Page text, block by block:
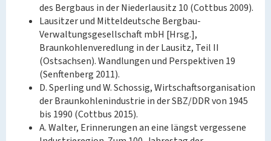
des Bergbaus in der Niederlausitz 10 (Cottbus 2009).
Lausitzer und Mitteldeutsche Bergbau-
Verwaltungsgesellschaft mbH [Hrsg.],
Braunkohlenveredlung in der Lausitz, Teil II
(Ostsachsen). Wandlungen und Perspektiven 19
(Senftenberg 2011).
D. Sperling und W. Schossig, Wirtschaftsorganisation
der Braunkohlenindustrie in der SBZ/DDR von 1945
bis 1990 (Cottbus 2015).
A. Walter, Erinnerungen an eine längst vergessene